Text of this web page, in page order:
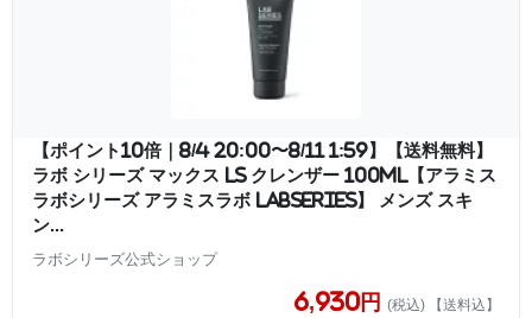
【ポイント10倍｜8/4 20:00〜8/11 1:59】【送料無料】
ラボ シリーズ マックス LS クレンザー 100mL【アラミス
ラボシリーズ アラミスラボ LABSERIES】 メンズ スキ
ン...
ラボシリーズ公式ショップ
6,930円 (税込) 【送料込】